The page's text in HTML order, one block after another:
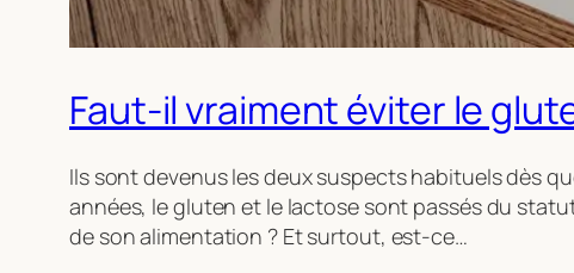
Faut-il vraiment éviter le
Ils sont devenus les deux suspects habituels dès
années, le gluten et le lactose sont passés du
de son alimentation ? Et surtout, est-ce…